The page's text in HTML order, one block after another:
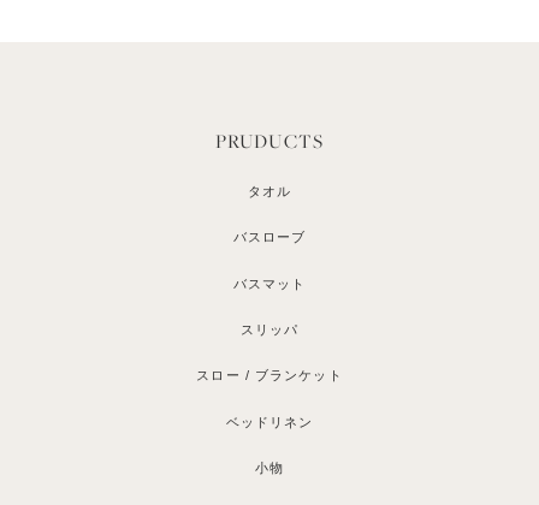
PRUDUCTS
タオル
バスローブ
バスマット
スリッパ
スロー / ブランケット
ベッドリネン
小物